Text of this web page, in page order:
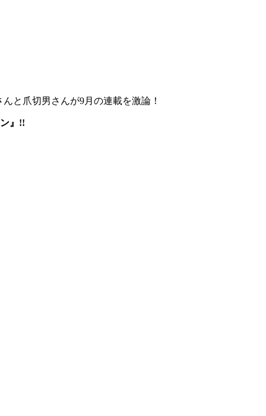
と爪切男さんが9月の連載を激論！
』!!